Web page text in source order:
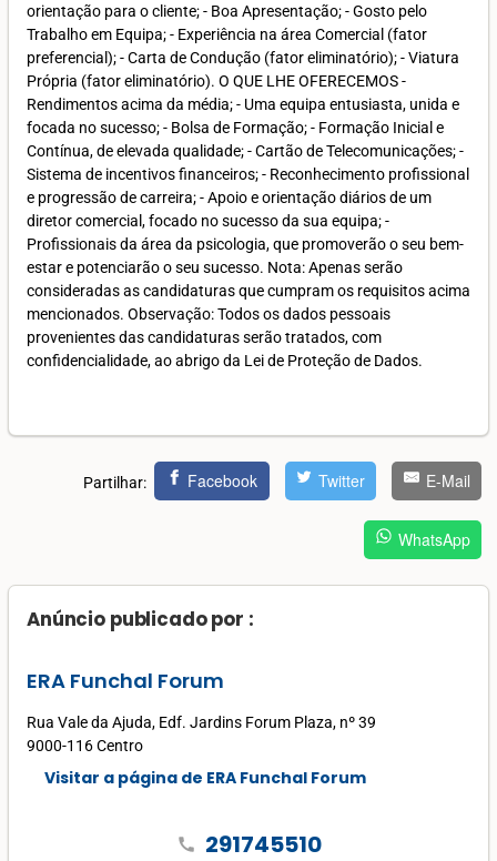
orientação para o cliente; - Boa Apresentação; - Gosto pelo
Trabalho em Equipa; - Experiência na área Comercial (fator
preferencial); - Carta de Condução (fator eliminatório); - Viatura
Própria (fator eliminatório). O QUE LHE OFERECEMOS -
Rendimentos acima da média; - Uma equipa entusiasta, unida e
focada no sucesso; - Bolsa de Formação; - Formação Inicial e
Contínua, de elevada qualidade; - Cartão de Telecomunicações; -
Sistema de incentivos financeiros; - Reconhecimento profissional
e progressão de carreira; - Apoio e orientação diários de um
diretor comercial, focado no sucesso da sua equipa; -
Profissionais da área da psicologia, que promoverão o seu bem-
estar e potenciarão o seu sucesso. Nota: Apenas serão
consideradas as candidaturas que cumpram os requisitos acima
mencionados. Observação: Todos os dados pessoais
provenientes das candidaturas serão tratados, com
confidencialidade, ao abrigo da Lei de Proteção de Dados.
Partilhar: Facebook Twitter E-Mail
WhatsApp
Anúncio publicado por :
ERA Funchal Forum
Rua Vale da Ajuda, Edf. Jardins Forum Plaza, nº 39
9000-116 Centro
Visitar a página de ERA Funchal Forum
call 291745510